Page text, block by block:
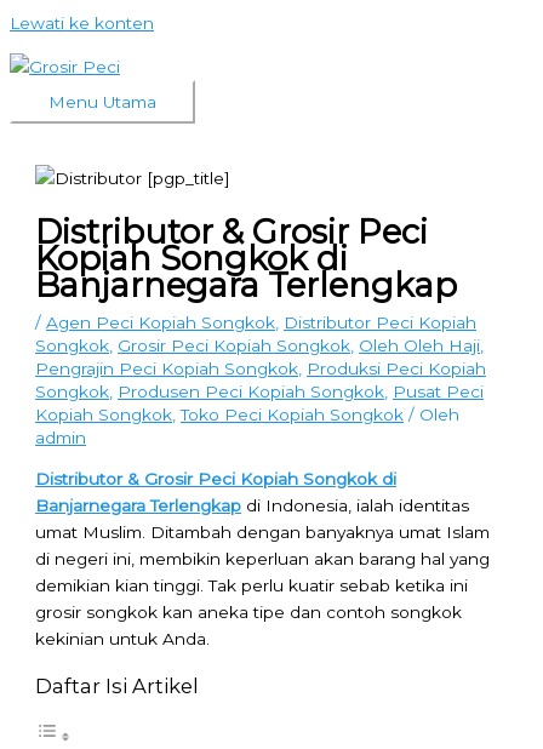
Lewati ke konten
Menu Utama
Distributor & Grosir Peci
Kopiah Songkok di
Banjarnegara Terlengkap
/Agen Peci Kopiah Songkok Distributor Peci Kopiah
Songkok Grosir Peci Kopiah Songkok Oleh Oleh Haji
Pengrajin Peci Kopiah Songkok Produksi Peci Kopiah
Songkok Produsen Peci Kopiah Songkok Pusat Peci
Kopiah Songkok ,Toko Peci Kopiah Songkok / Oleh
admin
Distributor & Grosir Peci Kopiah Songkok di
Banjarnegara Terlengkap di Indonesia, ialah identitas
umat Muslim. Ditambah dengan banyaknya umat Islam
di negeri ini, membikin keperluan akan barang hal yang
demikian kian tinggi. Tak perlu kuatir sebab ketika ini
grosir songkok kan aneka tipe dan contoh songkok
kekinian untuk Anda.
Daftar Isi Artikel